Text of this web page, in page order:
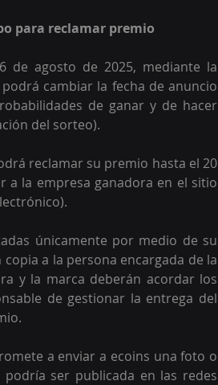
para reclamar premio
de agosto de 2025, mediante la
cambiar la fecha de anuncio
de ganar y de hacer
del sorteo).
reclamar su premio hasta el 20
a la empresa ganadora en el sitio
únicamente por medio de su
a la persona encargada de la
y la marca deberán acordar los
de gestionar la entrega del
a enviar a ecoins una foto o
ser publicada en las redes